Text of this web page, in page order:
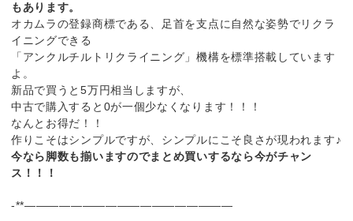
もあります。
オカムラの登録商標である、足首を支点に自然な姿勢でリクラ
イニングできる
「アンクルチルトリクライニング」機構を標準搭載しています
よ。
新品で買うと5万円相当しますが、
中古で購入すると0が一個少なくなります！！！
なんとお得だ！！
作りこそはシンプルですが、シンプルにこそ良さが現われます♪
今なら脚数も揃いますのでまとめ買いするなら今がチャン
ス！！！
-**——————————————————